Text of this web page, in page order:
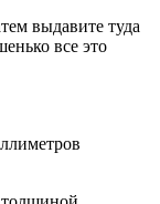
выдавите туда
все это